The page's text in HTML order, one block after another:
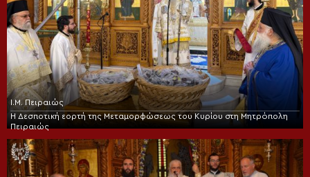
Ι.Μ. Πειραιώς
Η Δεσποτική εορτή της Μεταμορφώσεως του Κυρίου στη Μητρόπολη
Πειραιώς